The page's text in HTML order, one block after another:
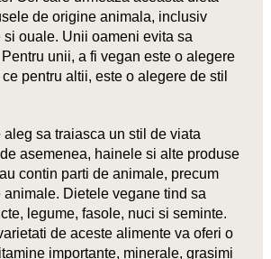
de origine animala, inclusiv
si ouale. Unii oameni evita sa
unii, a fi vegan este o alegere
pentru altii, este o alegere de stil
aleg sa traiasca un stil de viata
asemenea, hainele si alte produse
contin parti de animale, precum
Dietele vegane tind sa
legume, fasole, nuci si seminte.
de aceste alimente va oferi o
importante, minerale, grasimi